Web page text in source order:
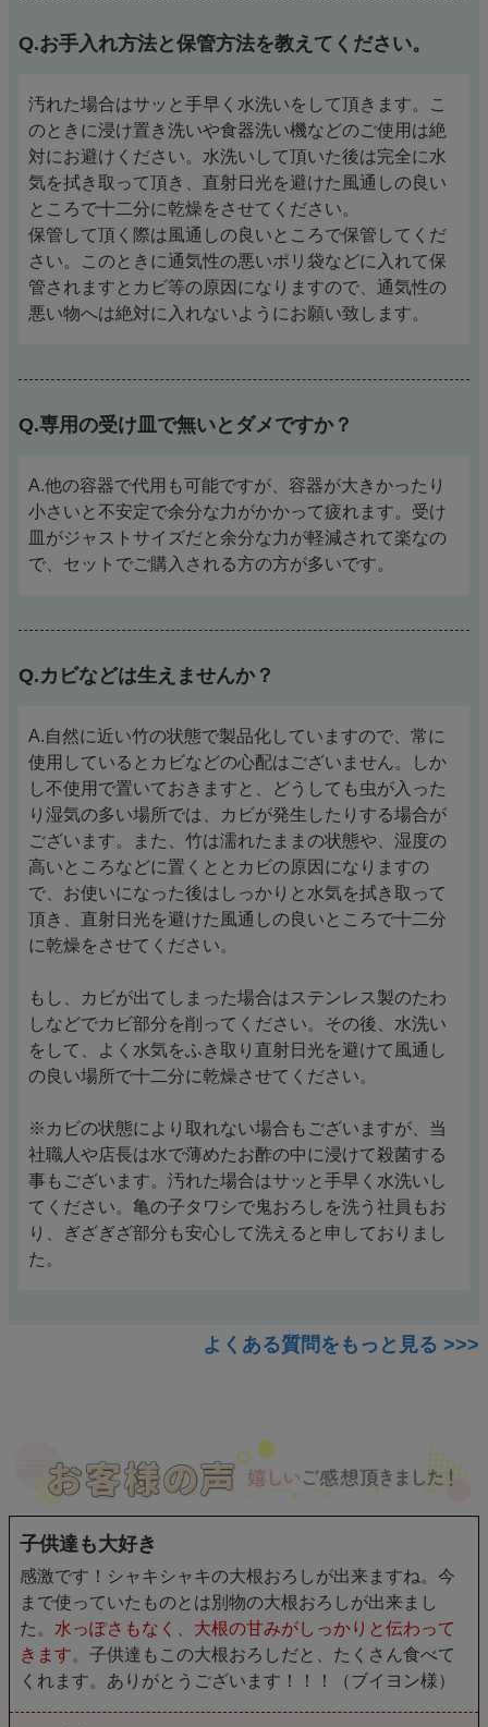
Q.お手入れ方法と保管方法を教えてください。
汚れた場合はサッと手早く水洗いをして頂きます。こ
のときに浸け置き洗いや食器洗い機などのご使用は絶
対にお避けください。水洗いして頂いた後は完全に水
気を拭き取って頂き、直射日光を避けた風通しの良い
ところで十二分に乾燥をさせてください。
保管して頂く際は風通しの良いところで保管してくだ
さい。このときに通気性の悪いポリ袋などに入れて保
管されますとカビ等の原因になりますので、通気性の
悪い物へは絶対に入れないようにお願い致します。
Q.専用の受け皿で無いとダメですか？
A.他の容器で代用も可能ですが、容器が大きかったり
小さいと不安定で余分な力がかかって疲れます。受け
皿がジャストサイズだと余分な力が軽減されて楽なの
で、セットでご購入される方の方が多いです。
Q.カビなどは生えませんか？
A.自然に近い竹の状態で製品化していますので、常に
使用しているとカビなどの心配はございません。しか
し不使用で置いておきますと、どうしても虫が入った
り湿気の多い場所では、カビが発生したりする場合が
ございます。また、竹は濡れたままの状態や、湿度の
高いところなどに置くととカビの原因になりますの
で、お使いになった後はしっかりと水気を拭き取って
頂き、直射日光を避けた風通しの良いところで十二分
に乾燥をさせてください。
もし、カビが出てしまった場合はステンレス製のたわ
しなどでカビ部分を削ってください。その後、水洗い
をして、よく水気をふき取り直射日光を避けて風通し
の良い場所で十二分に乾燥させてください。
※カビの状態により取れない場合もございますが、当
社職人や店長は水で薄めたお酢の中に浸けて殺菌する
事もございます。汚れた場合はサッと手早く水洗いし
てください。亀の子タワシで鬼おろしを洗う社員もお
り、ぎざぎざ部分も安心して洗えると申しておりまし
た。
よくある質問をもっと見る >>>
子供達も大好き
感激です！シャキシャキの大根おろしが出来ますね。今
まで使っていたものとは別物の大根おろしが出来まし
た。 水っぽさもなく、大根の甘みがしっかりと伝わって
きます。子供達もこの大根おろしだと、たくさん食べて
くれます。ありがとうございます！！！（ブイヨン様）